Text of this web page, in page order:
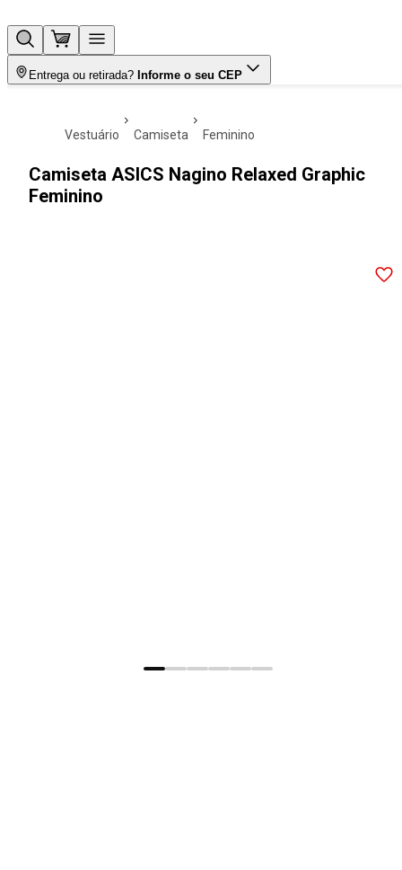
Entrega ou retirada? Informe o seu CEP
vestuário camiseta feminino
Camiseta ASICS Nagino Relaxed Graphic
Feminino